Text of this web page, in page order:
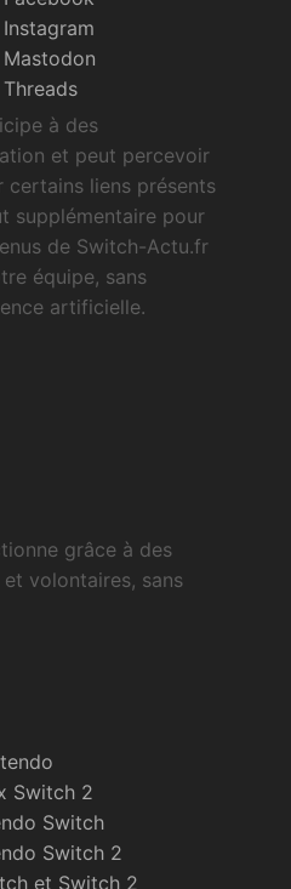
Instagram
Mastodon
Threads
à des
et peut percevoir
certains liens présents
supplémentaire pour
de Switch-Actu.fr
équipe, sans
artificielle.
grâce à des
volontaires, sans
Switch 2
Switch
Switch 2
et Switch 2